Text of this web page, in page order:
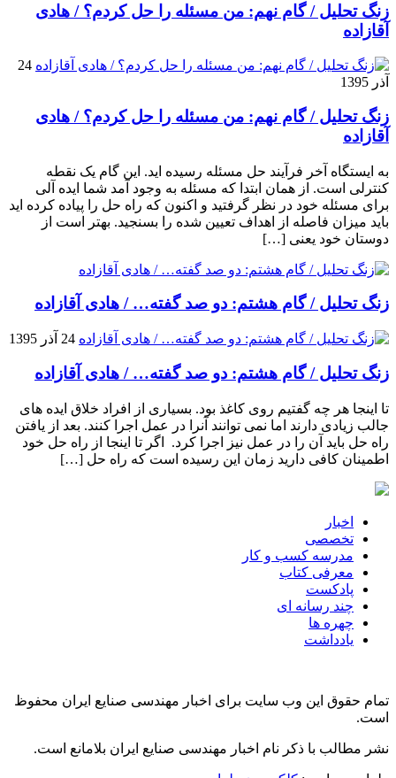
زنگ تحلیل / گام نهم: من مسئله را حل کردم؟ / هادی
آقازاده
24
آذر 1395
زنگ تحلیل / گام نهم: من مسئله را حل کردم؟ / هادی
آقازاده
به ایستگاه آخر فرآیند حل مسئله رسیده اید. این گام یک نقطه
کنترلی است. از همان ابتدا که مسئله به وجود آمد شما ایده آلی
برای مسئله خود در نظر گرفتید و اکنون که راه حل را پیاده کرده اید
باید میزان فاصله از اهداف تعیین شده را بسنجید. بهتر است از
دوستان خود یعنی […]
زنگ تحلیل / گام هشتم: دو صد گفته… / هادی آقازاده
24 آذر 1395
زنگ تحلیل / گام هشتم: دو صد گفته… / هادی آقازاده
تا اینجا هر چه گفتیم روی کاغذ بود. بسیاری از افراد خلاق ایده های
جالب زیادی دارند اما نمی توانند آنرا در عمل اجرا کنند. بعد از یافتن
راه حل باید آن را در عمل نیز اجرا کرد. اگر تا اینجا از راه حل خود
اطمینان کافی دارید زمان این رسیده است که راه حل […]
اخبار
تخصصی
مدرسه کسب و کار
معرفی کتاب
پادکست
چند رسانه ای
چهره ها
یادداشت
تمام حقوق این وب سایت برای اخبار مهندسی صنایع ایران محفوظ
است.
نشر مطالب با ذکر نام اخبار مهندسی صنایع ایران بلامانع است.